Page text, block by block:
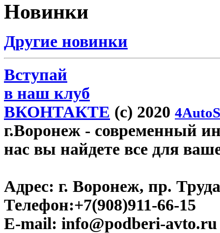
Новинки
Другие новинки
Вступай
в наш клуб
ВКОНТАКТЕ (c) 2020
г.Воронеж - современный
нас вы найдете все для
Адрес: г. Воронеж, пр.
Телефон:+7(908)911-66-15
E-mail: info@podberi-avto.ru